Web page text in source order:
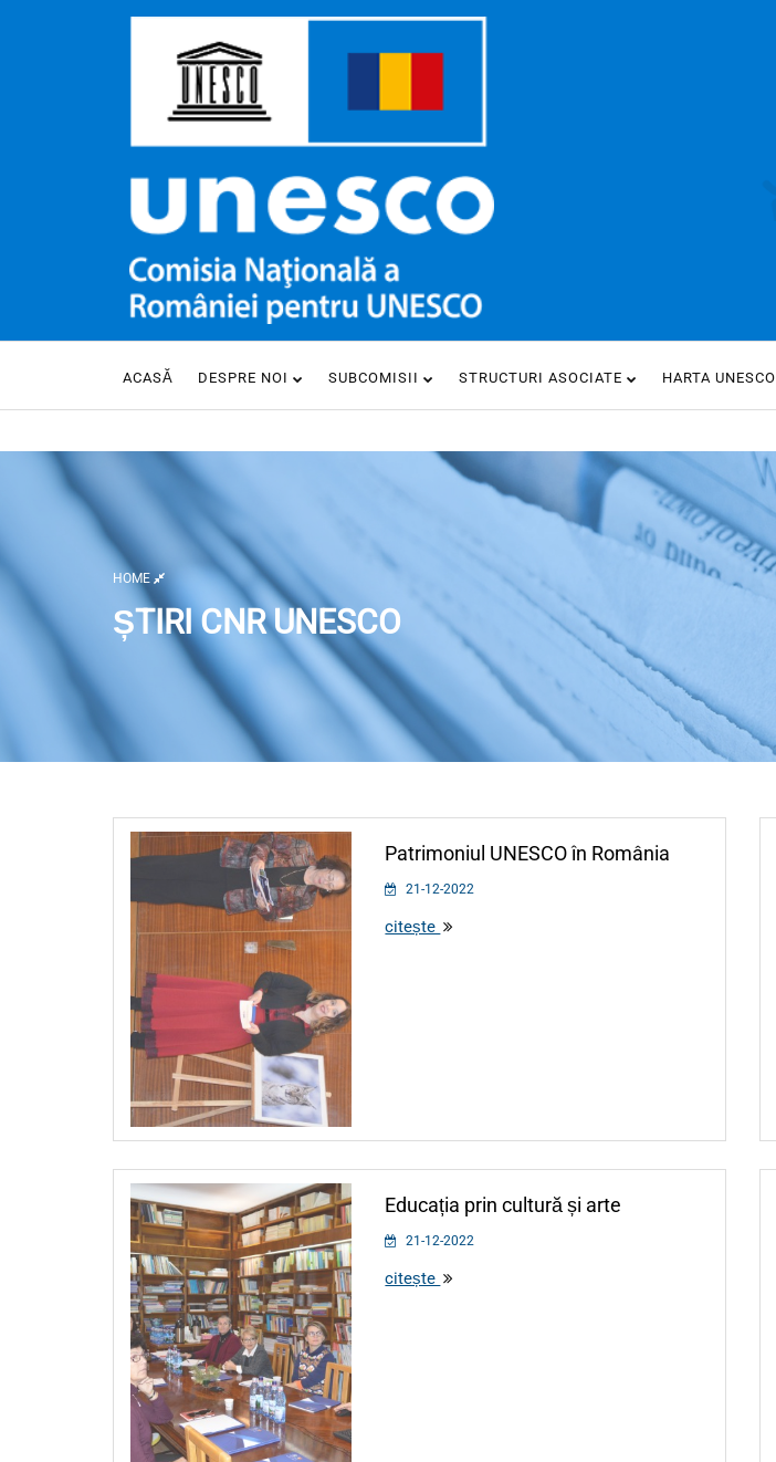
ACASĂ DESPRE NOI SUBCOMISII STRUCTURI ASOCIATE HARTA UNESCO
HOME
ȘTIRI CNR UNESCO
Listă activități Patrimoniul UNESCO în România
21-12-2022
citește
Educația prin cultură și arte
21-12-2022
citește